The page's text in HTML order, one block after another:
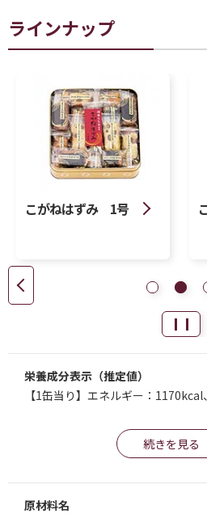
ラインナップ
こがねはずみ 1号
栄養成分表示（推定値）
【1缶当り】エネルギー：
続きを見る
原材料名